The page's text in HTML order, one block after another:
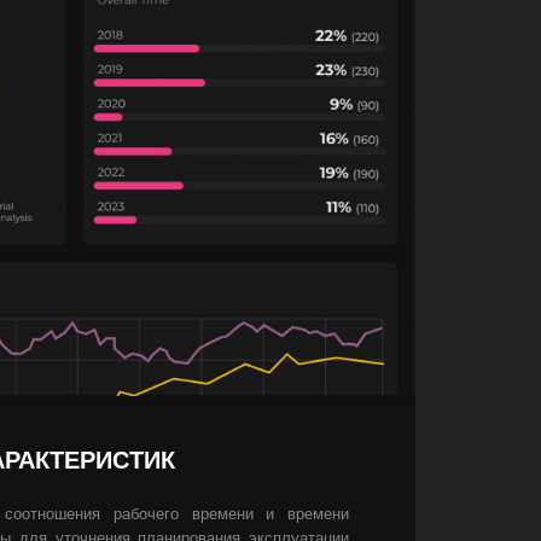
рабочего времени и времени
для уточнения планирования эксплуатации